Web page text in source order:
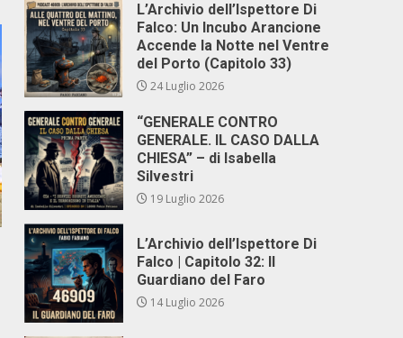
L’Archivio dell’Ispettore Di
Falco: Un Incubo Arancione
Accende la Notte nel Ventre
del Porto (Capitolo 33)
24 Luglio 2026
“GENERALE CONTRO
GENERALE. IL CASO DALLA
CHIESA” – di Isabella
Silvestri
19 Luglio 2026
L’Archivio dell’Ispettore Di
Falco | Capitolo 32: Il
Guardiano del Faro
14 Luglio 2026